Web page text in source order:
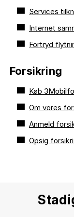
Services
Internet
Fortryd
Forsikring
Køb
Om vores
Anmeld
Opsig